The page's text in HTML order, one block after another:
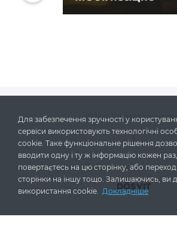
2026 © Усі права
Побудовано на
Для забезпечення зручності у
сервіси використовують технологічні
cookie. Таке функціональне рішення
вводити одну і ту ж інформацію кожен
повертаєтесь на цю сторінку, або
сторінки на іншу тощо. Залишаючись, ви
використання cookie. Докладніше